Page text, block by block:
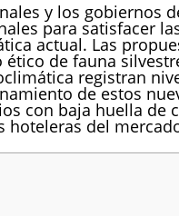
y los gobiernos
para satisfacer
actual. Las
de fauna
registran
de estos
con baja huella de
hoteleras del